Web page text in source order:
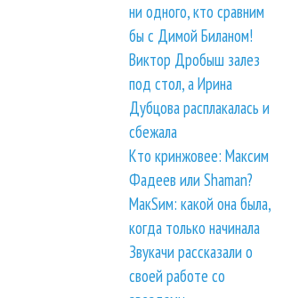
ни одного, кто сравним
бы с Димой Биланом!
Виктор Дробыш залез
под стол, а Ирина
Дубцова расплакалась и
сбежала
Кто кринжовее: Максим
Фадеев или Shaman?
МакSим: какой она была,
когда только начинала
Звукачи рассказали о
своей работе со